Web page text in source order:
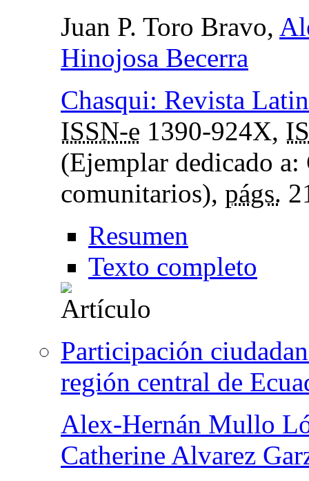
Juan P. Toro Bravo,
Hinojosa Becerra
Chasqui: Revista
ISSN-e 1390-924X,
(Ejemplar dedicado
comunitarios), págs.
Resumen
Texto completo
Participación
región central de
Alex-Hernán Mullo
Catherine Alvarez